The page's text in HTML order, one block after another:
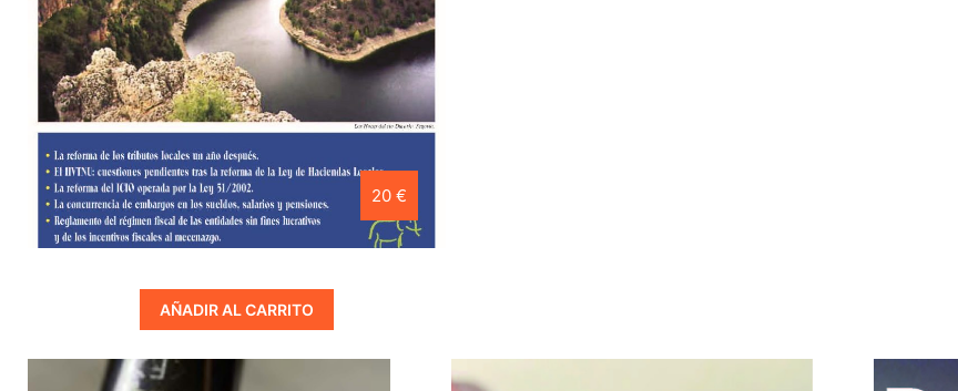
20 €
AÑADIR AL CARRITO